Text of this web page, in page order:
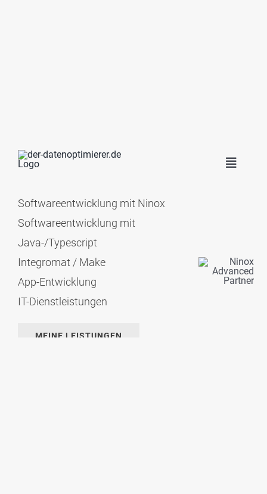
Toggle
Softwareentwicklung mit Ninox
Softwareentwicklung mit
Java-/Typescript
Integromat / Make
App-Entwicklung
IT-Dienstleistungen
MEINE LEISTUNGEN